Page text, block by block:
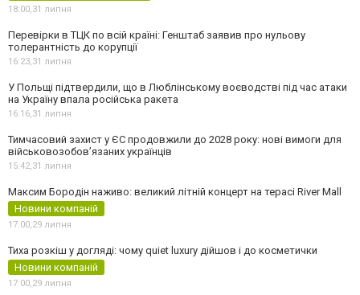
18:00,31 липня
Перевірки в ТЦК по всій країні: Генштаб заявив про нульову
толерантність до корупції
16:23,31 липня
У Польщі підтвердили, що в Люблінському воєводстві під час атаки
на Україну впала російська ракета
16:16,31 липня
Тимчасовий захист у ЄС продовжили до 2028 року: нові вимоги для
військовозобов’язаних українців
15:42,31 липня
Максим Бородін наживо: великий літній концерт на терасі River Mall
Новини компаній
17:00,29 липня
Тиха розкіш у догляді: чому quiet luxury дійшов і до косметички
Новини компаній
17:00,29 липня